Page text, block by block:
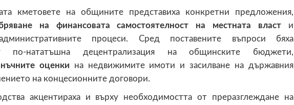
кметовете на общините представиха конкретни предложения,
на финансовата самостоятелност на местната власт и
процеси. Сред поставените въпроси бяха
по-нататъшна децентрализация на общинските бюджети,
оценки на недвижимите имоти и засилване на държавния
на концесионните договори.
акцентираха и върху необходимостта от преразглеждане на